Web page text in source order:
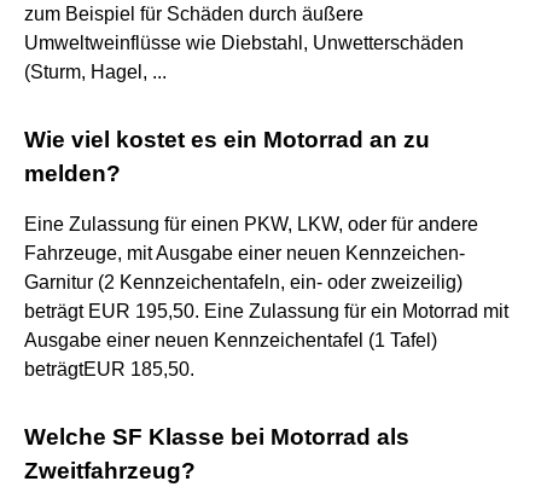
zum Beispiel für Schäden durch äußere
Umweltweinflüsse wie Diebstahl, Unwetterschäden
(Sturm, Hagel, ...
Wie viel kostet es ein Motorrad an zu
melden?
Eine Zulassung für einen PKW, LKW, oder für andere
Fahrzeuge, mit Ausgabe einer neuen Kennzeichen-
Garnitur (2 Kennzeichentafeln, ein- oder zweizeilig)
beträgt EUR 195,50. Eine Zulassung für ein Motorrad mit
Ausgabe einer neuen Kennzeichentafel (1 Tafel)
beträgtEUR 185,50.
Welche SF Klasse bei Motorrad als
Zweitfahrzeug?